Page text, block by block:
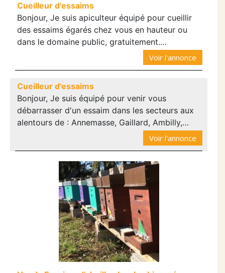
Cueilleur d'essaims
Bonjour, Je suis apiculteur équipé pour cueillir
des essaims égarés chez vous en hauteur ou
dans le domaine public, gratuitement.…
Voir l'annonce
Cueilleur d'essaims
Bonjour, Je suis équipé pour venir vous
débarrasser d'un essaim dans les secteurs aux
alentours de : Annemasse, Gaillard, Ambilly,…
Voir l'annonce